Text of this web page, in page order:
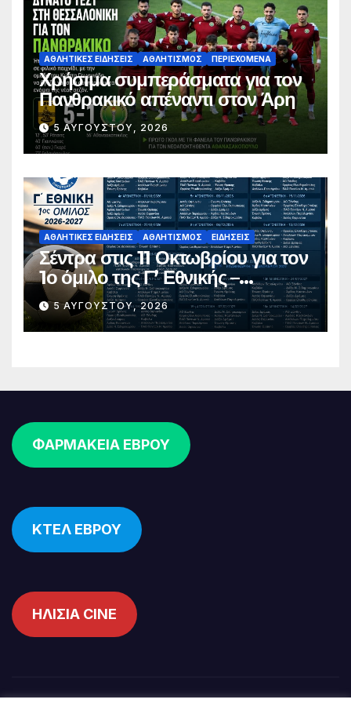
ΑΘΛΗΤΙΚΈΣ ΕΙΔΉΣΕΙΣ ΑΘΛΗΤΙΣΜΌΣ ΠΕΡΙΕΧΌΜΕΝΑ
Χρήσιμα συμπεράσματα για τον
Πανθρακικό απέναντι στον Άρη
5 ΑΥΓΟΎΣΤΟΥ, 2026
ΑΘΛΗΤΙΚΈΣ ΕΙΔΉΣΕΙΣ ΑΘΛΗΤΙΣΜΌΣ ΕΙΔΉΣΕΙΣ
Σέντρα στις 11 Οκτωβρίου για τον
1ο όμιλο της Γ’ Εθνικής –
Ανακοινώθηκε το πλήρες
πρόγραμμα
5 ΑΥΓΟΎΣΤΟΥ, 2026
ΦΑΡΜΑΚΕΙΑ ΕΒΡΟΥ
ΚΤΕΛ ΕΒΡΟΥ
ΗΛΙΣΙΑ CINE